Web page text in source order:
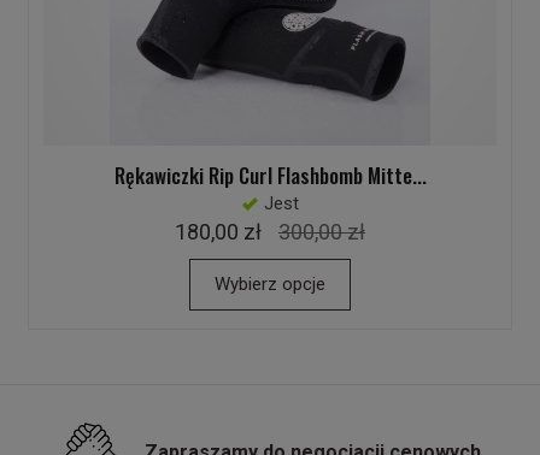
Rękawiczki Rip Curl Flashbomb Mitte...
Jest
180,00 zł 300,00 zł
Wybierz opcje